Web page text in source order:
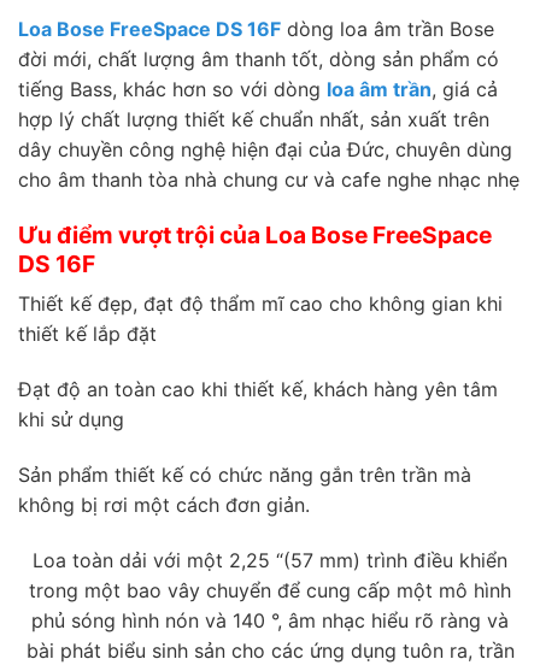
Loa Bose FreeSpace DS 16F dòng loa âm trần Bose
đời mới, chất lượng âm thanh tốt, dòng sản phẩm có
tiếng Bass, khác hơn so với dòng loa âm trần, giá cả
hợp lý chất lượng thiết kế chuẩn nhất, sản xuất trên
dây chuyền công nghệ hiện đại của Đức, chuyên dùng
cho âm thanh tòa nhà chung cư và cafe nghe nhạc nhẹ
Ưu điểm vượt trội của Loa Bose FreeSpace
DS 16F
Thiết kế đẹp, đạt độ thẩm mĩ cao cho không gian khi
thiết kế lắp đặt
Đạt độ an toàn cao khi thiết kế, khách hàng yên tâm
khi sử dụng
Sản phẩm thiết kế có chức năng gắn trên trần mà
không bị rơi một cách đơn giản.
Loa toàn dải với một 2,25 “(57 mm) trình điều khiển
trong một bao vây chuyển để cung cấp một mô hình
phủ sóng hình nón và 140 °, âm nhạc hiểu rõ ràng và
bài phát biểu sinh sản cho các ứng dụng tuôn ra, trần